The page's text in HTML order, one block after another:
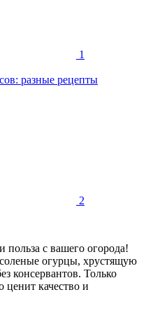
1
разные рецепты
2
с вашего огорода!
огурцы, хрустящую
консервантов. Только
ценит качество и